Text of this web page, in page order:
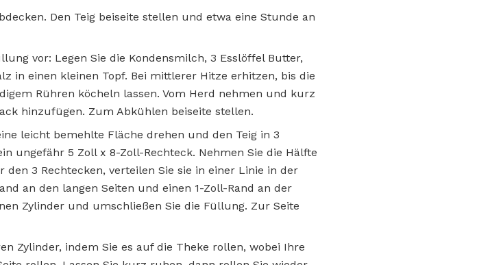
Den Teig beiseite stellen und etwa eine Stunde an
vor: Legen Sie die Kondensmilch, 3 Esslöffel Butter,
in einen kleinen Topf. Bei mittlerer Hitze erhitzen, bis die
Rühren köcheln lassen. Vom Herd nehmen und kurz
hinzufügen. Zum Abkühlen beiseite stellen.
leicht bemehlte Fläche drehen und den Teig in 3
ungefähr 5 Zoll x 8-Zoll-Rechteck. Nehmen Sie die Hälfte
3 Rechtecken, verteilen Sie sie in einer Linie in der
an den langen Seiten und einen 1-Zoll-Rand an der
Zylinder und umschließen Sie die Füllung. Zur Seite
Zylinder, indem Sie es auf die Theke rollen, wobei Ihre